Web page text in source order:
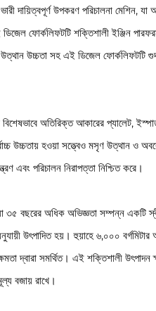
উপকরণ পরিচালনা মেশিন, যা
ফোর্কলিফটটি শক্তিশালী ইঞ্জিন
উচ্চতা সহ এই ডিজেল ফোর্কলিফটটি
অতিরিক্ত আকারের প্যালেট,
উচ্চতায় হওয়া সত্ত্বেও মসৃণ উত্থান ও
এবং পরিচালন নিরাপত্তা নিশ্চিত করে।
৩৫ বছরের অধিক অভিজ্ঞতা সম্পন্ন
উৎপাদিত হয়। হুয়াহে ৬,০০০
দ্বারা সমর্থিত। এই শক্তিশালী উৎপাদন
বজায় রাখে।